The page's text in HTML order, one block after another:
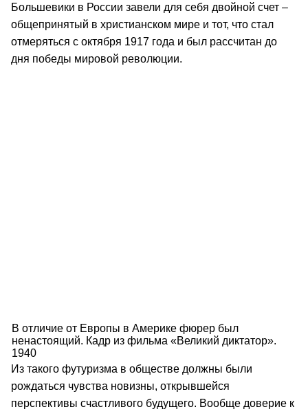
Большевики в России завели для себя двойной счет –
общепринятый в христианском мире и тот, что стал
отмеряться с октября 1917 года и был рассчитан до
дня победы мировой революции.
В отличие от Европы в Америке фюрер был
ненастоящий. Кадр из фильма «Великий диктатор».
1940
Из такого футуризма в обществе должны были
рождаться чувства новизны, открывшейся
перспективы счастливого будущего. Вообще доверие к